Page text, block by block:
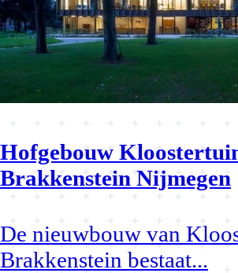
Hofgebouw
Brakkenstein Nijmegen
De nieuwbouw van
Brakkenstein bestaat...